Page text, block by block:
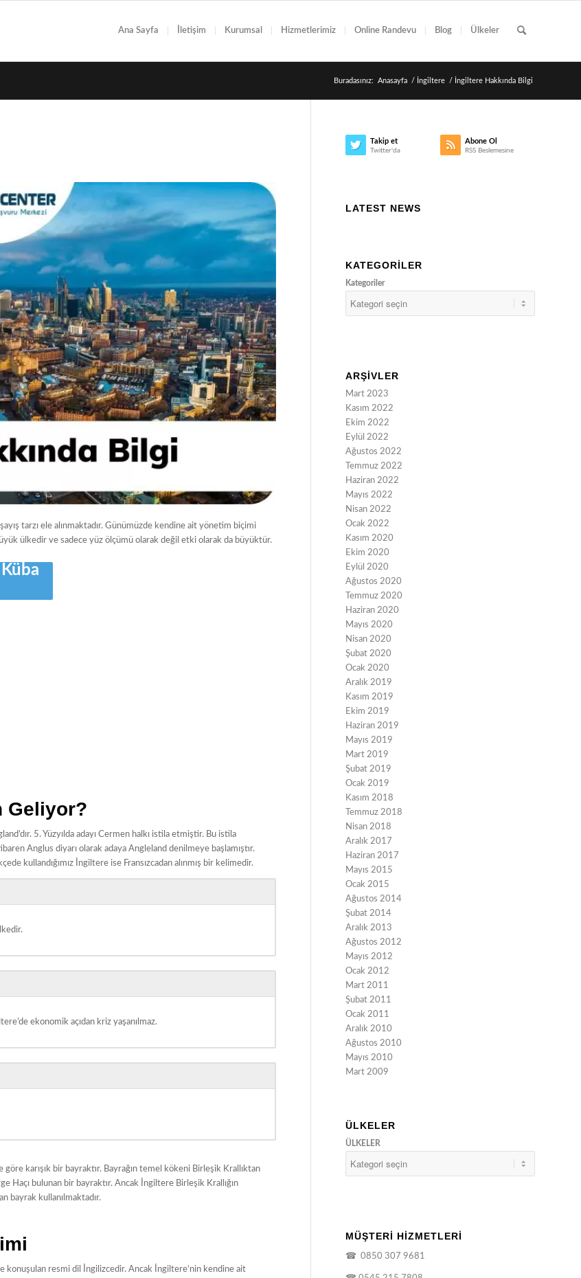
Ana Sayfa İletişim Kurumsal Hizmetlerimiz Online Randevu Blog Ülkeler
Buradasınız: Anasayfa / İngiltere / İngiltere Hakkında Bilgi
tarzı ele alınmaktadır. Günümüzde kendine ait yönetim biçimi
ülkedir ve sadece yüz ölçümü olarak değil etki olarak da büyüktür.
Geliyor?
5. Yüzyılda adayı Cermen halkı istila etmiştir. Bu istila
Anglus diyarı olarak adaya Angleland denilmeye başlamıştır.
kullandığımız İngiltere ise Fransızcadan alınmış bir kelimedir.
ekonomik açıdan kriz yaşanılmaz.
karışık bir bayraktır. Bayrağın temel kökeni Birleşik Krallıktan
Haçı bulunan bir bayraktır. Ancak İngiltere Birleşik Krallığın
bayrak kullanılmaktadır.
resmi dil İngilizcedir. Ancak İngiltere’nin kendine ait
Takip et
Twitter'da
Abone Ol
RSS Beslemesine
LATEST NEWS
KATEGORILER
Kategoriler
ARŞIVLER
Mart 2023
Kasım 2022
Ekim 2022
Eylül 2022
Ağustos 2022
Temmuz 2022
Haziran 2022
Mayıs 2022
Nisan 2022
Ocak 2022
Kasım 2020
Ekim 2020
Eylül 2020
Ağustos 2020
Temmuz 2020
Haziran 2020
Mayıs 2020
Nisan 2020
Şubat 2020
Ocak 2020
Aralık 2019
Kasım 2019
Ekim 2019
Haziran 2019
Mayıs 2019
Mart 2019
Şubat 2019
Ocak 2019
Kasım 2018
Temmuz 2018
Nisan 2018
Aralık 2017
Haziran 2017
Mayıs 2015
Ocak 2015
Ağustos 2014
Şubat 2014
Aralık 2013
Ağustos 2012
Mayıs 2012
Ocak 2012
Mart 2011
Şubat 2011
Ocak 2011
Aralık 2010
Ağustos 2010
Mayıs 2010
Mart 2009
ÜLKELER
ÜLKELER
MÜŞTERİ HİZMETLERİ
☎ 0850 307 9681